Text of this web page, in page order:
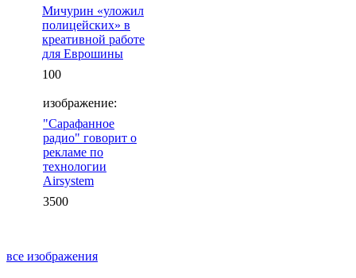
Мичурин «уложил
полицейских» в
креативной работе
для Еврошины
100
изображение:
"Сарафанное
радио" говорит о
рекламе по
технологии
Airsystem
3500
все изображения